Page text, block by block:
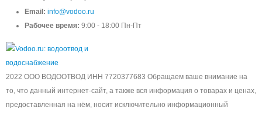
Email: info@vodoo.ru
Рабочее время: 9:00 - 18:00 Пн-Пт
2022 ООО ВОДООТВОД ИНН 7720377683 Обращаем ваше внимание на
то, что данный интернет-сайт, а также вся информация о товарах и ценах,
предоставленная на нём, носит исключительно информационный